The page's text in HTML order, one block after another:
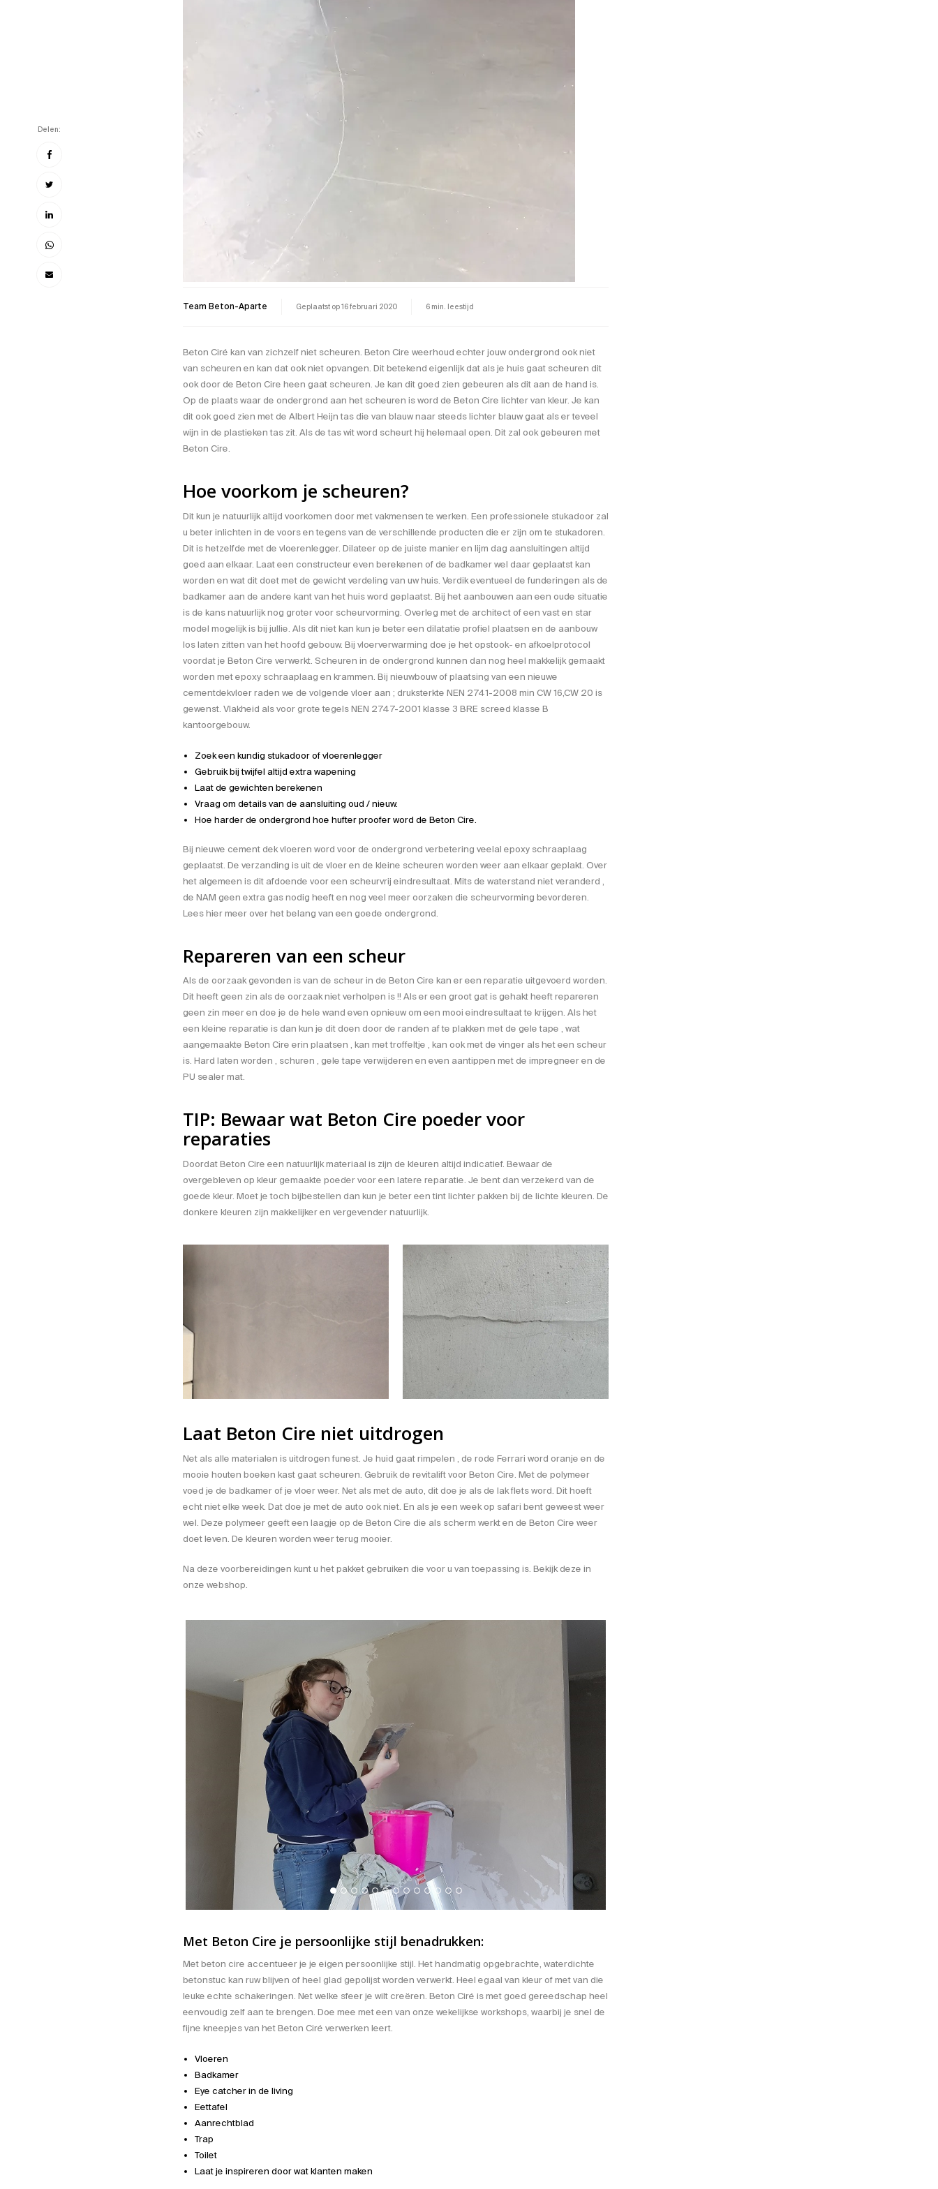
Delen:
Team Beton-Aparte Geplaatst op16 februari 2020 6 min. leestijd
Beton Ciré kan van zichzelf niet scheuren. Beton Cire weerhoud echter jouw ondergrond ook niet
van scheuren en kan dat ook niet opvangen. Dit betekend eigenlijk dat als je huis gaat scheuren dit
ook door de Beton Cire heen gaat scheuren. Je kan dit goed zien gebeuren als dit aan de hand is.
Op de plaats waar de ondergrond aan het scheuren is word de Beton Cire lichter van kleur. Je kan
dit ook goed zien met de Albert Heijn tas die van blauw naar steeds lichter blauw gaat als er teveel
wijn in de plastieken tas zit. Als de tas wit word scheurt hij helemaal open. Dit zal ook gebeuren met
Beton Cire.
Hoe voorkom je scheuren?
Dit kun je natuurlijk altijd voorkomen door met vakmensen te werken. Een professionele stukadoor zal
u beter inlichten in de voors en tegens van de verschillende producten die er zijn om te stukadoren.
Dit is hetzelfde met de vloerenlegger. Dilateer op de juiste manier en lijm dag aansluitingen altijd
goed aan elkaar. Laat een constructeur even berekenen of de badkamer wel daar geplaatst kan
worden en wat dit doet met de gewicht verdeling van uw huis. Verdik eventueel de funderingen als de
badkamer aan de andere kant van het huis word geplaatst. Bij het aanbouwen aan een oude situatie
is de kans natuurlijk nog groter voor scheurvorming. Overleg met de architect of een vast en star
model mogelijk is bij jullie. Als dit niet kan kun je beter een dilatatie profiel plaatsen en de aanbouw
los laten zitten van het hoofd gebouw. Bij vloerverwarming doe je hetopstook- en afkoelprotocol
voordat je Beton Cire verwerkt. Scheuren in de ondergrond kunnen dan nog heel makkelijk gemaakt
worden metepoxy schraaplaag en krammen. Bij nieuwbouw of plaatsing van een nieuwe
cementdekvloer raden we de volgende vloer aan ; druksterkte NEN 2741-2008 min CW 16,CW 20 is
gewenst. Vlakheid als voor grote tegels NEN 2747-2001 klasse 3 BRE screed klasse B
kantoorgebouw.
Zoek een kundig stukadoor of vloerenlegger
Gebruik bij twijfel altijd extra wapening
Laat de gewichten berekenen
Vraag om details van de aansluiting oud / nieuw.
Hoe harder de ondergrond hoe hufter proofer word de Beton Cire.
Bij nieuwe cement dek vloeren word voor de ondergrond verbetering veelal epoxy schraaplaag
geplaatst. De verzanding is uit de vloer en de kleine scheuren worden weer aan elkaar geplakt. Over
het algemeen is dit afdoende voor een scheurvrij eindresultaat. Mits de waterstand niet veranderd ,
de NAM geen extra gas nodig heeft en nog veel meer oorzaken die scheurvorming bevorderen.
Lees hier meer over het belang van een goede ondergrond.
Repareren van een scheur
Als de oorzaak gevonden is van de scheur in de Beton Cire kan er een reparatie uitgevoerd worden.
Dit heeft geen zin als de oorzaak niet verholpen is !! Als er een groot gat is gehakt heeft repareren
geen zin meer en doe je de hele wand even opnieuw om een mooi eindresultaat te krijgen. Als het
een kleine reparatie is dan kun je dit doen door de randen af te plakken met de gele tape , wat
aangemaakte Beton Cire erin plaatsen , kan met troffeltje , kan ook met de vinger als het een scheur
is. Hard laten worden , schuren , gele tape verwijderen en even aantippen met de impregneer en de
PU sealer mat.
TIP: Bewaar wat Beton Cire poeder voor
reparaties
Doordat Beton Cire een natuurlijk materiaal is zijn de kleuren altijd indicatief. Bewaar de
overgebleven op kleur gemaakte poeder voor een latere reparatie. Je bent dan verzekerd van de
goede kleur. Moet je toch bijbestellen dan kun je beter een tint lichter pakken bij de lichte kleuren. De
donkere kleuren zijn makkelijker en vergevender natuurlijk.
Laat Beton Cire niet uitdrogen
Net als alle materialen is uitdrogen funest. Je huid gaat rimpelen , de rode Ferrari word oranje en de
mooie houten boeken kast gaat scheuren. Gebruik de revitalift voor Beton Cire. Met de polymeer
voed je de badkamer of je vloer weer. Net als met de auto, dit doe je als de lak flets word. Dit hoeft
echt niet elke week. Dat doe je met de auto ook niet. En als je een week op safari bent geweest weer
wel. Deze polymeer geeft een laagje op de Beton Cire die als scherm werkt en de Beton Cire weer
doet leven. De kleuren worden weer terug mooier.
Na deze voorbereidingen kunt u het pakket gebruiken die voor u van toepassing is. Bekijk deze in
onze webshop.
Met Beton Cire je persoonlijke stijl benadrukken:
Met beton cire accentueer je je eigen persoonlijke stijl. Het handmatig opgebrachte, waterdichte
betonstuc kan ruw blijven of heel glad gepolijst worden verwerkt. Heel egaal van kleur of met van die
leuke echte schakeringen. Net welke sfeer je wilt creëren. Beton Ciré is met goed gereedschap heel
eenvoudig zelf aan te brengen. Doe mee met een van onze wekelijkse workshops, waarbij je snel de
fijne kneepjes van het Beton Ciré verwerken leert.
Vloeren
Badkamer
Eye catcher in de living
Eettafel
Aanrechtblad
Trap
Toilet
Laat je inspireren door wat klanten maken